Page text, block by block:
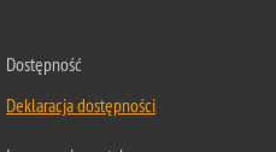
Dostępność
Deklaracja dostępności